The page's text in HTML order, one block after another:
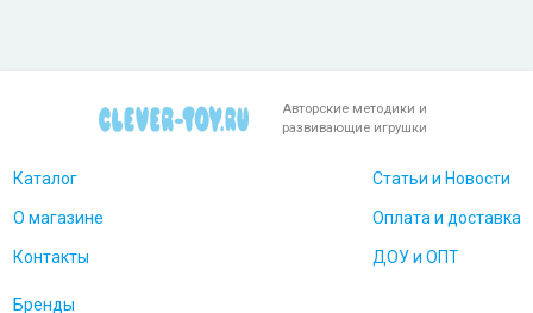
Авторские методики и
развивающие игрушки
Каталог
О магазине
Контакты
Статьи и Новости
Оплата и доставка
ДОУ и ОПТ
Бренды